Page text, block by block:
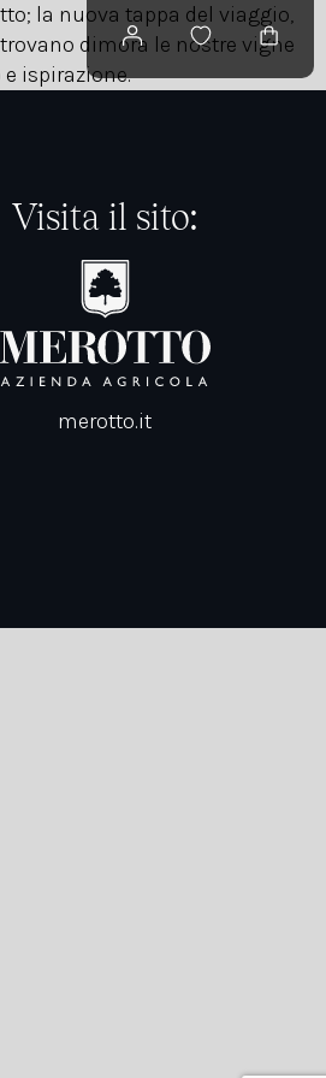
la nuova tappa del viaggio,
dimora le nostre vigne
ispirazione.
Visita il sito:
merotto.it